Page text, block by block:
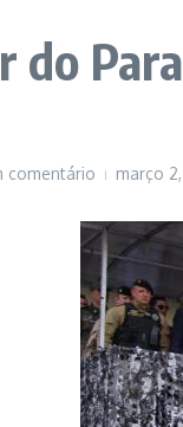
comentário março